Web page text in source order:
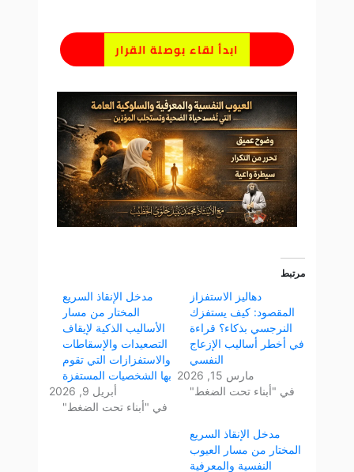
ابدأ لقاء بوصلة القرار
مرتبط
دهاليز الاستفزاز
المقصود: كيف يستفزك
النرجسي بذكاء؟ قراءة
في أخطر أساليب الإزعاج
النفسي
مارس 15, 2026
في "أبناء تحت الضغط"
مدخل الإنقاذ السريع
المختار من مسار
الأساليب الذكية لإيقاف
التصعيدات والإسقاطات
والاستفزازات التي تقوم
بها الشخصيات المستفزة
أبريل 9, 2026
في "أبناء تحت الضغط"
مدخل الإنقاذ السريع
المختار من مسار العيوب
النفسية والمعرفية